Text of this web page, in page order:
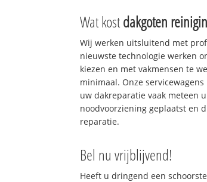
Wat kostdakgoten
Wij werken uitsluitend met
nieuwste technologie werken
kiezen en met vakmensen te
minimaal. Onze
uw dakreparatie vaak meteen
noodvoorziening geplaatst en
reparatie.
Bel nu vrijblijvend!
Heeft u dringend een